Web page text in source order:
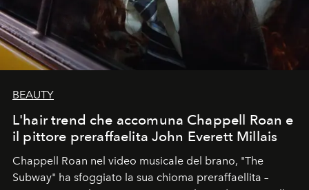
BEAUTY
L'hair trend che accomuna Chappell Roan e
il pittore preraffaelita John Everett Millais
Chappell Roan nel video musicale del brano, "The
Subway" ha sfoggiato la sua chioma preraffaellita –